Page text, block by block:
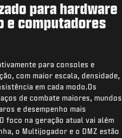
para hardware
e computadores
para consoles e
com maior escala, densidade,
em cada modo.Os
de combate maiores, mundos
e desempenho mais
foco na geração atual vai além
o Multijogador e o DMZ estão